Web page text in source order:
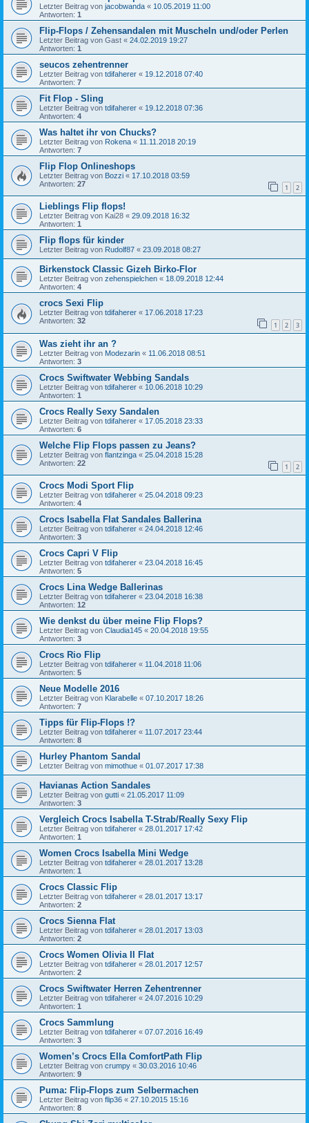
Letzter Beitrag von jacobwanda « 10.05.2019 11:00
Antworten: 1
Flip-Flops / Zehensandalen mit Muscheln und/oder Perlen
Letzter Beitrag von Gast « 24.02.2019 19:27
Antworten: 1
seucos zehentrenner
Letzter Beitrag von tdifaherer « 19.12.2018 07:40
Antworten: 7
Fit Flop - Sling
Letzter Beitrag von tdifaherer « 19.12.2018 07:36
Antworten: 4
Was haltet ihr von Chucks?
Letzter Beitrag von Rokena « 11.11.2018 20:19
Antworten: 7
Flip Flop Onlineshops
Letzter Beitrag von Bozzi « 17.10.2018 03:59
Antworten: 27 1 2
Lieblings Flip flops!
Letzter Beitrag von Kai28 « 29.09.2018 16:32
Antworten: 1
Flip flops für kinder
Letzter Beitrag von Rudolf87 « 23.09.2018 08:27
Birkenstock Classic Gizeh Birko-Flor
Letzter Beitrag von zehenspielchen « 18.09.2018 12:44
Antworten: 4
crocs Sexi Flip
Letzter Beitrag von tdifaherer « 17.06.2018 17:23
Antworten: 32 1 2 3
Was zieht ihr an ?
Letzter Beitrag von Modezarin « 11.06.2018 08:51
Antworten: 3
Crocs Swiftwater Webbing Sandals
Letzter Beitrag von tdifaherer « 10.06.2018 10:29
Antworten: 1
Crocs Really Sexy Sandalen
Letzter Beitrag von tdifaherer « 17.05.2018 23:33
Antworten: 6
Welche Flip Flops passen zu Jeans?
Letzter Beitrag von flantzinga « 25.04.2018 15:28
Antworten: 22 1 2
Crocs Modi Sport Flip
Letzter Beitrag von tdifaherer « 25.04.2018 09:23
Antworten: 4
Crocs Isabella Flat Sandales Ballerina
Letzter Beitrag von tdifaherer « 24.04.2018 12:46
Antworten: 3
Crocs Capri V Flip
Letzter Beitrag von tdifaherer « 23.04.2018 16:45
Antworten: 5
Crocs Lina Wedge Ballerinas
Letzter Beitrag von tdifaherer « 23.04.2018 16:38
Antworten: 12
Wie denkst du über meine Flip Flops?
Letzter Beitrag von Claudia145 « 20.04.2018 19:55
Antworten: 3
Crocs Rio Flip
Letzter Beitrag von tdifaherer « 11.04.2018 11:06
Antworten: 5
Neue Modelle 2016
Letzter Beitrag von Klarabelle « 07.10.2017 18:26
Antworten: 7
Tipps für Flip-Flops !?
Letzter Beitrag von tdifaherer « 11.07.2017 23:44
Antworten: 8
Hurley Phantom Sandal
Letzter Beitrag von mimothue « 01.07.2017 17:38
Havianas Action Sandales
Letzter Beitrag von gutti « 21.05.2017 11:09
Antworten: 3
Vergleich Crocs Isabella T-Strab/Really Sexy Flip
Letzter Beitrag von tdifaherer « 28.01.2017 17:42
Antworten: 1
Women Crocs Isabella Mini Wedge
Letzter Beitrag von tdifaherer « 28.01.2017 13:28
Antworten: 1
Crocs Classic Flip
Letzter Beitrag von tdifaherer « 28.01.2017 13:17
Antworten: 2
Crocs Sienna Flat
Letzter Beitrag von tdifaherer « 28.01.2017 13:03
Antworten: 2
Crocs Women Olivia II Flat
Letzter Beitrag von tdifaherer « 28.01.2017 12:57
Antworten: 2
Crocs Swiftwater Herren Zehentrenner
Letzter Beitrag von tdifaherer « 24.07.2016 10:29
Antworten: 1
Crocs Sammlung
Letzter Beitrag von tdifaherer « 07.07.2016 16:49
Antworten: 3
Women’s Crocs Ella ComfortPath Flip
Letzter Beitrag von crumpy « 30.03.2016 10:46
Antworten: 9
Puma: Flip-Flops zum Selbermachen
Letzter Beitrag von flip36 « 27.10.2015 15:16
Antworten: 8